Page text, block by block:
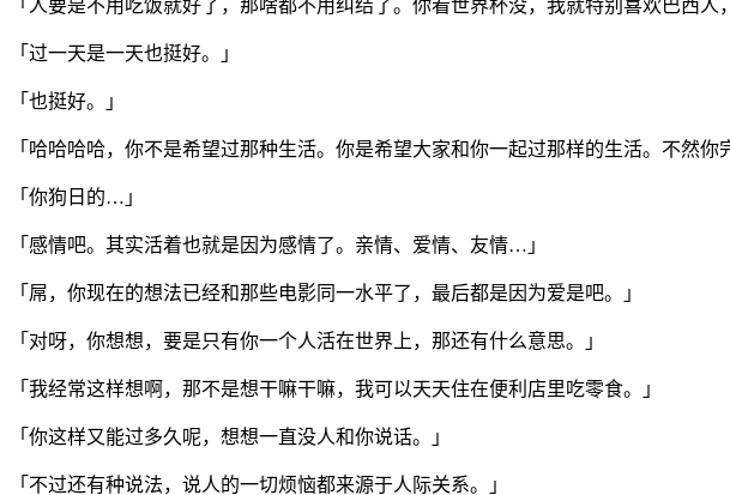
「人要是不用吃饭就好了，那啥都不用纠结了。你看世界杯没，我就特别喜欢巴西
「过一天是一天也挺好。」
「也挺好。」
「哈哈哈哈，你不是希望过那种生活。你是希望大家和你一起过那样的生活。不然你
「你狗日的…」
「感情吧。其实活着也就是因为感情了。亲情、爱情、友情…」
「屌，你现在的想法已经和那些电影同一水平了，最后都是因为爱是吧。」
「对呀，你想想，要是只有你一个人活在世界上，那还有什么意思。」
「我经常这样想啊，那不是想干嘛干嘛，我可以天天住在便利店里吃零食。」
「你这样又能过多久呢，想想一直没人和你说话。」
「不过还有种说法，说人的一切烦恼都来源于人际关系。」